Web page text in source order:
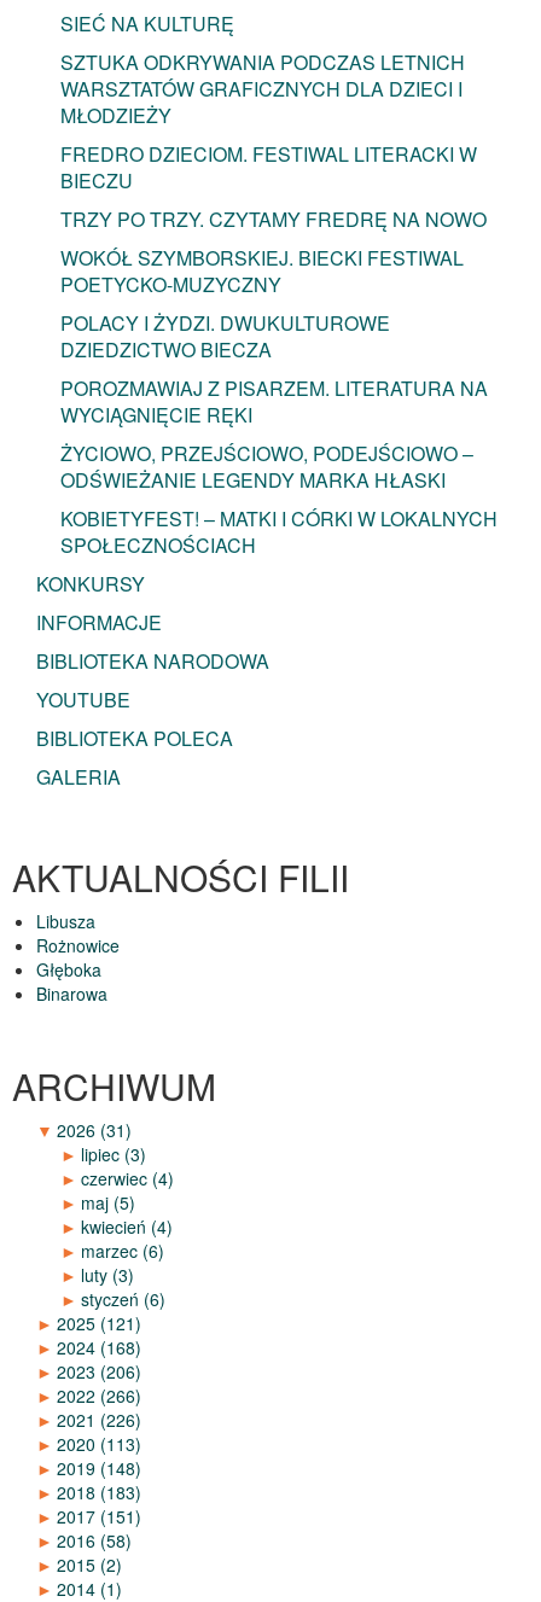
SIEĆ NA KULTURĘ
SZTUKA ODKRYWANIA PODCZAS LETNICH
WARSZTATÓW GRAFICZNYCH DLA DZIECI I
MŁODZIEŻY
FREDRO DZIECIOM. FESTIWAL LITERACKI W
BIECZU
TRZY PO TRZY. CZYTAMY FREDRĘ NA NOWO
WOKÓŁ SZYMBORSKIEJ. BIECKI FESTIWAL
POETYCKO-MUZYCZNY
POLACY I ŻYDZI. DWUKULTUROWE
DZIEDZICTWO BIECZA
POROZMAWIAJ Z PISARZEM. LITERATURA NA
WYCIĄGNIĘCIE RĘKI
ŻYCIOWO, PRZEJŚCIOWO, PODEJŚCIOWO –
ODŚWIEŻANIE LEGENDY MARKA HŁASKI
KOBIETYFEST! – MATKI I CÓRKI W LOKALNYCH
SPOŁECZNOŚCIACH
KONKURSY
INFORMACJE
BIBLIOTEKA NARODOWA
YOUTUBE
BIBLIOTEKA POLECA
GALERIA
AKTUALNOŚCI FILII
Libusza
Rożnowice
Głęboka
Binarowa
ARCHIWUM
▼ 2026 (31)
► lipiec (3)
► czerwiec (4)
► maj (5)
► kwiecień (4)
► marzec (6)
► luty (3)
► styczeń (6)
► 2025 (121)
► 2024 (168)
► 2023 (206)
► 2022 (266)
► 2021 (226)
► 2020 (113)
► 2019 (148)
► 2018 (183)
► 2017 (151)
► 2016 (58)
► 2015 (2)
► 2014 (1)